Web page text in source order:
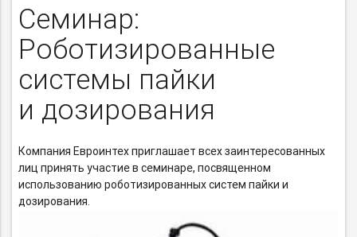
Семинар:
Роботизированные
системы пайки
и дозирования
Компания Евроинтех приглашает всех заинтересованных
лиц принять участие в семинаре, посвященном
использованию роботизированных систем пайки и
дозирования.